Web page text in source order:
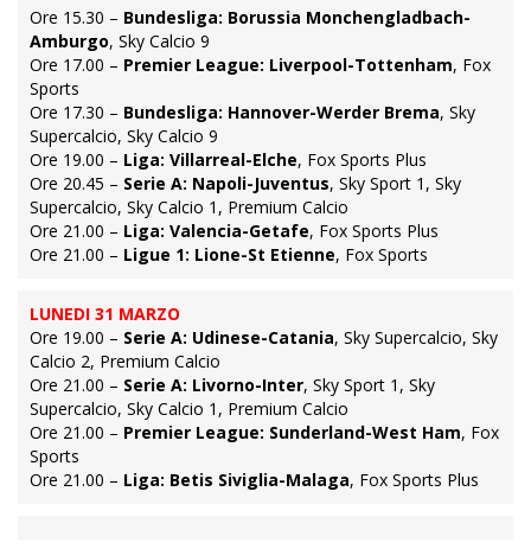
Ore 15.30 – Bundesliga: Borussia Monchengladbach-
Amburgo, Sky Calcio 9
Ore 17.00 – Premier League: Liverpool-Tottenham, Fox
Sports
Ore 17.30 – Bundesliga: Hannover-Werder Brema, Sky
Supercalcio, Sky Calcio 9
Ore 19.00 – Liga: Villarreal-Elche, Fox Sports Plus
Ore 20.45 – Serie A: Napoli-Juventus, Sky Sport 1, Sky
Supercalcio, Sky Calcio 1, Premium Calcio
Ore 21.00 – Liga: Valencia-Getafe, Fox Sports Plus
Ore 21.00 – Ligue 1: Lione-St Etienne, Fox Sports
LUNEDI 31 MARZO
Ore 19.00 – Serie A: Udinese-Catania, Sky Supercalcio, Sky
Calcio 2, Premium Calcio
Ore 21.00 – Serie A: Livorno-Inter, Sky Sport 1, Sky
Supercalcio, Sky Calcio 1, Premium Calcio
Ore 21.00 – Premier League: Sunderland-West Ham, Fox
Sports
Ore 21.00 – Liga: Betis Siviglia-Malaga, Fox Sports Plus